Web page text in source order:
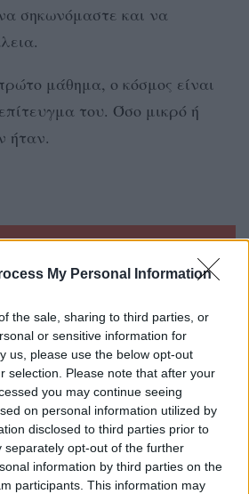
My Personal Information
the sale, sharing to third parties, or
or sensitive information for
us, please use the below opt-out
selection. Please note that after your
you may continue seeing
on personal information utilized by
disclosed to third parties prior to
separately opt-out of the further
information by third parties on the
participants. This information may
σηκωνόμαστε και να
μάθημα, ο κόσμος είναι
του. Όσο μικρό ή
ήταν.
απαραίτητος για
με ασφάλεια να
επιαγκωνίδες &
που θα προστατεύσει τις
πτώσεις. Η χρήση κράνους
αλλά και ελαστική βερμούδα
γλουτούς για όποιον